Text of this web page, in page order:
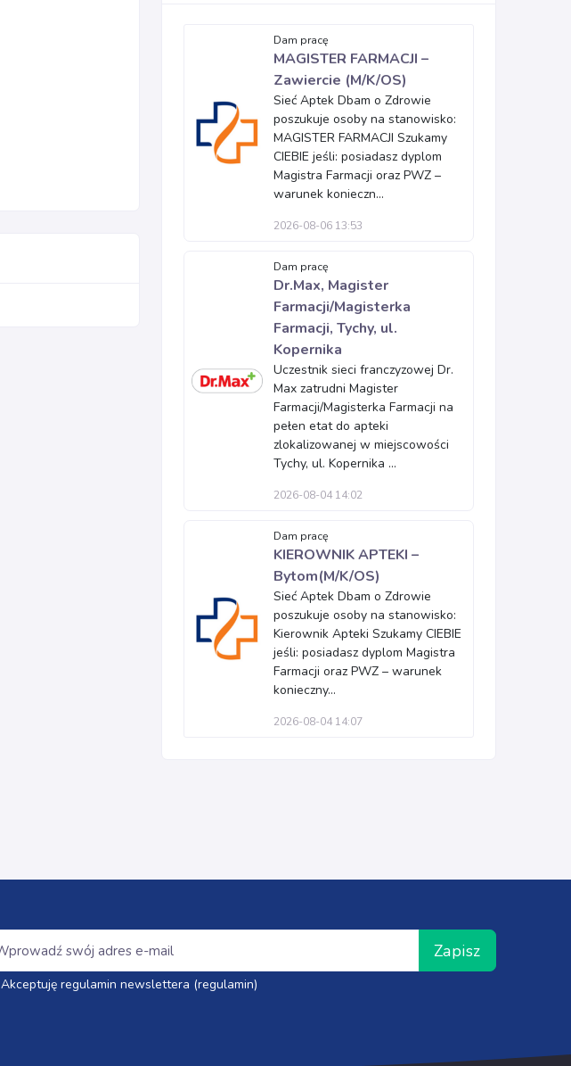
Dam pracę
MAGISTER FARMACJI –
Zawiercie (M/K/OS)
Sieć Aptek Dbam o Zdrowie
poszukuje osoby na stanowisko:
MAGISTER FARMACJI Szukamy
CIEBIE jeśli: posiadasz dyplom
Magistra Farmacji oraz PWZ –
warunek konieczn...
2026-08-06 13:53
Dam pracę
Dr.Max, Magister
Farmacji/Magisterka
Farmacji, Tychy, ul.
Kopernika
Uczestnik sieci franczyzowej Dr.
Max zatrudni Magister
Farmacji/Magisterka Farmacji na
pełen etat do apteki
zlokalizowanej w miejscowości
Tychy, ul. Kopernika ...
2026-08-04 14:02
Dam pracę
KIEROWNIK APTEKI –
Bytom(M/K/OS)
Sieć Aptek Dbam o Zdrowie
poszukuje osoby na stanowisko:
Kierownik Apteki Szukamy CIEBIE
jeśli: posiadasz dyplom Magistra
Farmacji oraz PWZ – warunek
konieczny...
2026-08-04 14:07
Zapisz
Akceptuję regulamin newslettera (regulamin)